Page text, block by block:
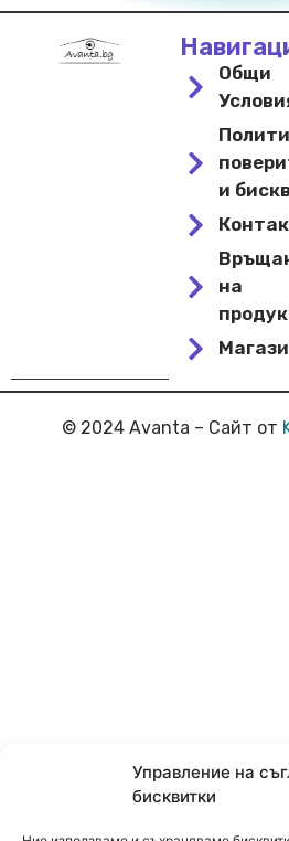
Управление на
бисквитки
Общи
и
на
© 2024 Avanta – Сайт от